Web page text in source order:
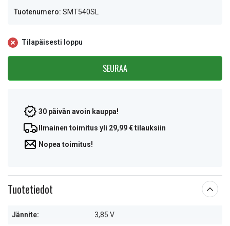
Tuotenumero: SMT540SL
Tilapäisesti loppu
SEURAA
30 päivän avoin kauppa!
Ilmainen toimitus yli 29,99 € tilauksiin
Nopea toimitus!
Tuotetiedot
Jännite: 3,85 V